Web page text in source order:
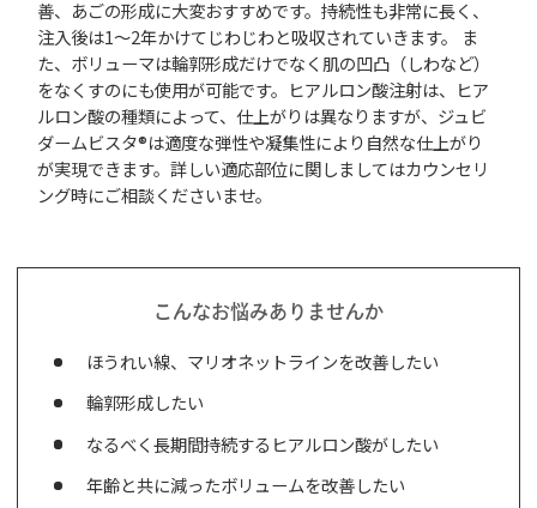
善、あごの形成に大変おすすめです。持続性も非常に長く、
注入後は1～2年かけてじわじわと吸収されていきます。 ま
た、ボリューマは輪郭形成だけでなく肌の凹凸（しわなど）
をなくすのにも使用が可能です。ヒアルロン酸注射は、ヒア
ルロン酸の種類によって、仕上がりは異なりますが、ジュビ
ダームビスタ®は適度な弾性や凝集性により自然な仕上がり
が実現できます。詳しい適応部位に関しましてはカウンセリ
ング時にご相談くださいませ。
こんなお悩みありませんか
ほうれい線、マリオネットラインを改善したい
輪郭形成したい
なるべく長期間持続するヒアルロン酸がしたい
年齢と共に減ったボリュームを改善したい